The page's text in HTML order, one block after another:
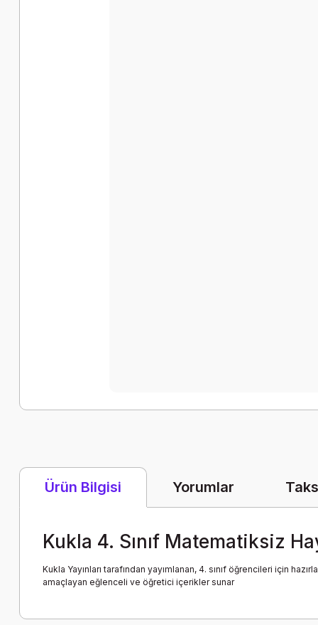
Ürün Bilgisi Yorumlar
Kukla 4. Sınıf Matematiksiz
Kukla Yayınları tarafından yayımlanan, 4. sınıf öğrencileri için
amaçlayan eğlenceli ve öğretici içerikler sunar